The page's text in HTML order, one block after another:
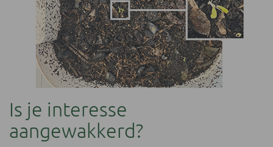
Is je interesse
aangewakkerd?